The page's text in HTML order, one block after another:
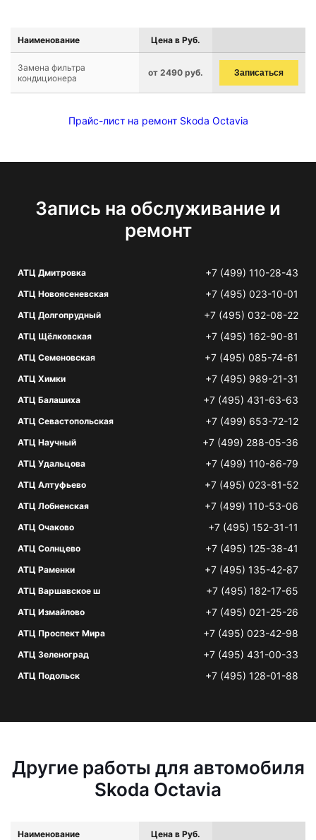
Наименование Цена в Руб.
Замена фильтра
кондиционера
от 2490 руб. Записаться
Прайс-лист на ремонт Skoda Octavia
Запись на обслуживание и
ремонт
АТЦ Дмитровка +7 (499) 110-28-43
АТЦ Новоясеневская +7 (495) 023-10-01
АТЦ Долгопрудный +7 (495) 032-08-22
АТЦ Щёлковская +7 (495) 162-90-81
АТЦ Семеновская +7 (495) 085-74-61
АТЦ Химки +7 (495) 989-21-31
АТЦ Балашиха +7 (495) 431-63-63
АТЦ Севастопольская +7 (499) 653-72-12
АТЦ Научный +7 (499) 288-05-36
АТЦ Удальцова +7 (499) 110-86-79
АТЦ Алтуфьево +7 (495) 023-81-52
АТЦ Лобненская +7 (499) 110-53-06
АТЦ Очаково +7 (495) 152-31-11
АТЦ Солнцево +7 (495) 125-38-41
АТЦ Раменки +7 (495) 135-42-87
АТЦ Варшавское ш +7 (495) 182-17-65
АТЦ Измайлово +7 (495) 021-25-26
АТЦ Проспект Мира +7 (495) 023-42-98
АТЦ Зеленоград +7 (495) 431-00-33
АТЦ Подольск +7 (495) 128-01-88
Другие работы для автомобиля
Skoda Octavia
Наименование Цена в Руб.